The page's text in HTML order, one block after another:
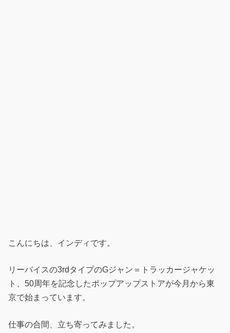
こんにちは、インディです。
リーバイスの3rdタイプのGジャン＝トラッカージャケッ
ト、50周年を記念したポップアップストアが今月から東
京で始まっています。
仕事の合間、立ち寄ってみました。